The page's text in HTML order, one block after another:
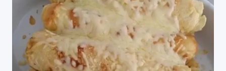
NOCH
NIE
PROBIERT!
DIESES
TOLLE
REZEPT